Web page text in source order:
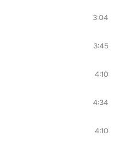
3:04
3:45
4:10
4:34
4:10